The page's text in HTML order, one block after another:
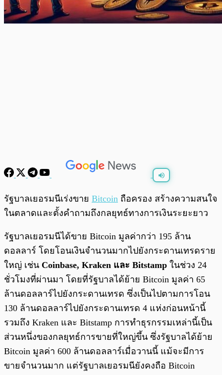
รัฐบาลเยอรมนีเร่งขาย Bitcoin ถือครอง สร้างความสนใจ
ในตลาดและตั้งคำถามถึงกลยุทธ์ทางการเงินระยะยาว
รัฐบาลเยอรมนีได้ขาย Bitcoin มูลค่ากว่า 195 ล้าน
ดอลลาร์ โดยโอนเงินจำนวนมากไปยังกระดานเทรดราย
ใหญ่ เช่น Coinbase, Kraken และ Bitstamp ในช่วง 24
ชั่วโมงที่ผ่านมา โดยที่รัฐบาลได้ย้าย Bitcoin มูลค่า 65
ล้านดอลลาร์ไปยังกระดานเทรด ซึ่งเป็นไปตามการโอน
130 ล้านดอลลาร์ไปยังกระดานเทรด 4 แห่งก่อนหน้านี้
รวมถึง Kraken และ Bitstamp การทำธุรกรรมเหล่านี้เป็น
ส่วนหนึ่งของกลยุทธ์การขายที่ใหญ่ขึ้น ซึ่งรัฐบาลได้ย้าย
Bitcoin มูลค่า 600 ล้านดอลลาร์เมื่อวานนี้ แม้จะมีการ
ขายจำนวนมาก แต่รัฐบาลเยอรมนียังคงถือ Bitcoin